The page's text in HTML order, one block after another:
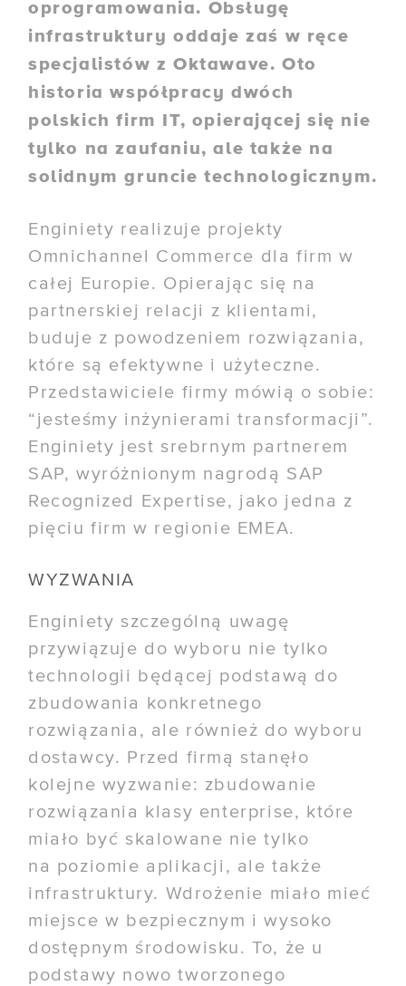
oprogramowania. Obsługę
infrastruktury oddaje zaś w ręce
specjalistów z Oktawave. Oto
historia współpracy dwóch
polskich firm IT, opierającej się nie
tylko na zaufaniu, ale także na
solidnym gruncie technologicznym.
Enginiety realizuje projekty
Omnichannel Commerce dla firm w
całej Europie. Opierając się na
partnerskiej relacji z klientami,
buduje z powodzeniem rozwiązania,
które są efektywne i użyteczne.
Przedstawiciele firmy mówią o sobie:
“jesteśmy inżynierami transformacji”.
Enginiety jest srebrnym partnerem
SAP, wyróżnionym nagrodą SAP
Recognized Expertise, jako jedna z
pięciu firm w regionie EMEA.
WYZWANIA
Enginiety szczególną uwagę
przywiązuje do wyboru nie tylko
technologii będącej podstawą do
zbudowania konkretnego
rozwiązania, ale również do wyboru
dostawcy. Przed firmą stanęło
kolejne wyzwanie: zbudowanie
rozwiązania klasy enterprise, które
miało być skalowane nie tylko
na poziomie aplikacji, ale także
infrastruktury. Wdrożenie miało mieć
miejsce w bezpiecznym i wysoko
dostępnym środowisku. To, że u
podstawy nowo tworzonego